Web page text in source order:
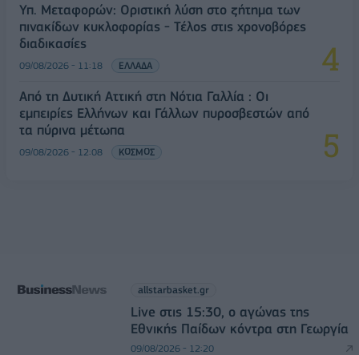
Υπ. Μεταφορών: Οριστική λύση στο ζήτημα των
πινακίδων κυκλοφορίας - Τέλος στις χρονοβόρες
διαδικασίες
09/08/2026 - 11:18 ΕΛΛΑΔΑ
Από τη Δυτική Αττική στη Νότια Γαλλία : Οι
εμπειρίες Ελλήνων και Γάλλων πυροσβεστών από
τα πύρινα μέτωπα
09/08/2026 - 12:08 ΚΟΣΜΟΣ
allstarbasket.gr
Live στις 15:30, ο αγώνας της
Εθνικής Παίδων κόντρα στη Γεωργία
09/08/2026 - 12:20